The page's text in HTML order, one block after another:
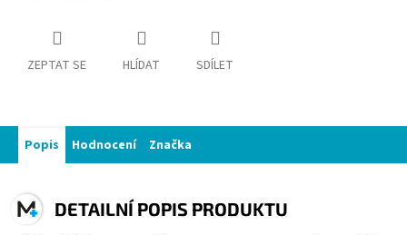
ZEPTAT SE HLÍDAT SDÍLET
Popis Hodnocení Značka
DETAILNÍ POPIS PRODUKTU